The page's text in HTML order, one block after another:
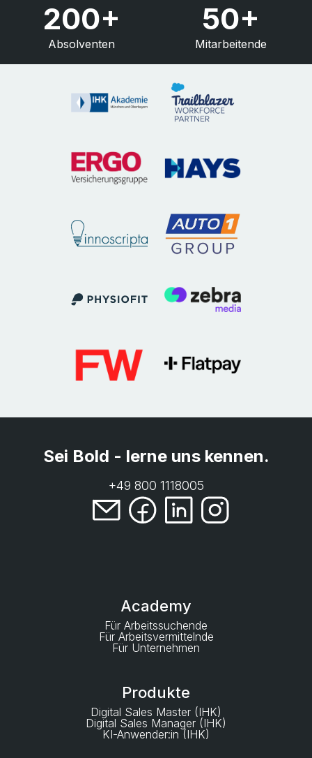
200+
Absolventen
50+
Mitarbeitende
Sei Bold - lerne uns kennen.
+49 800 1118005
Academy
Für Arbeitssuchende
Für Arbeitsvermittelnde
Für Unternehmen
Produkte
Digital Sales Master (IHK)
Digital Sales Manager (IHK)
KI-Anwender:in (IHK)